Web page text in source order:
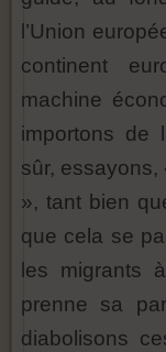
l’Union
continent
machine
importons de
sûr, essayons,
», tant bien
que cela se
les migrants
prenne sa
diabolisons